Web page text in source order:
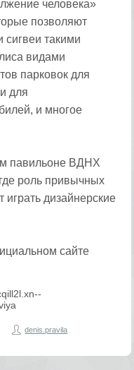
человека»
позволяют
сигвеи такими
видами
парковок для
для
и многое
м павильоне ВДНХ
роль привычных
играть дизайнерские
сайте
denis.pravila